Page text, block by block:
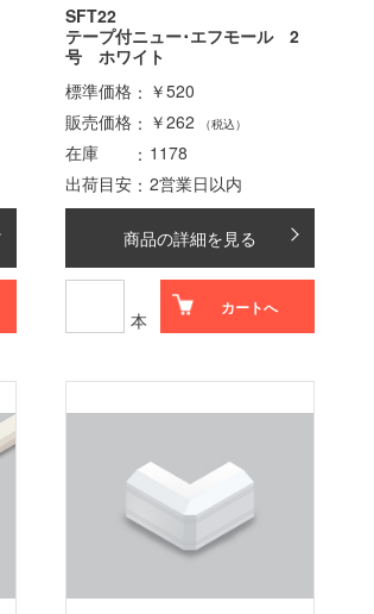
SFT22
テープ付ニュー･エフモール 2
号 ホワイト
標準価格
￥520
販売価格
￥262 （税込）
在庫
1178
出荷目安
2営業日以内
商品の詳細を見る
本
カートへ